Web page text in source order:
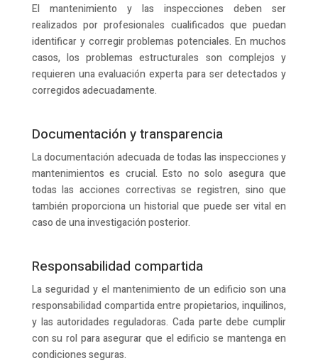
El mantenimiento y las inspecciones deben ser
realizados por profesionales cualificados que puedan
identificar y corregir problemas potenciales. En muchos
casos, los problemas estructurales son complejos y
requieren una evaluación experta para ser detectados y
corregidos adecuadamente.
Documentación y transparencia
La documentación adecuada de todas las inspecciones y
mantenimientos es crucial. Esto no solo asegura que
todas las acciones correctivas se registren, sino que
también proporciona un historial que puede ser vital en
caso de una investigación posterior.
Responsabilidad compartida
La seguridad y el mantenimiento de un edificio son una
responsabilidad compartida entre propietarios, inquilinos,
y las autoridades reguladoras. Cada parte debe cumplir
con su rol para asegurar que el edificio se mantenga en
condiciones seguras.